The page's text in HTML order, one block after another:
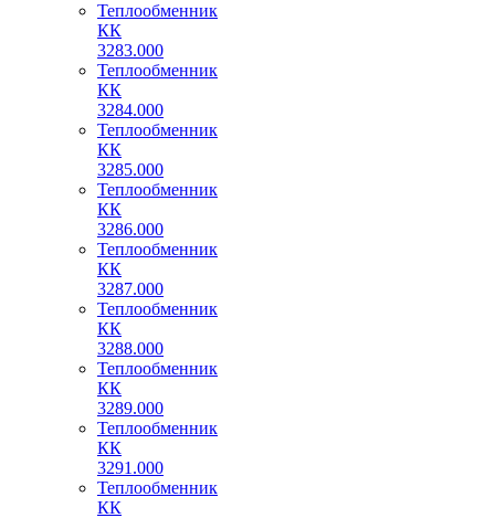
Теплообменник
КК
3283.000
Теплообменник
КК
3284.000
Теплообменник
КК
3285.000
Теплообменник
КК
3286.000
Теплообменник
КК
3287.000
Теплообменник
КК
3288.000
Теплообменник
КК
3289.000
Теплообменник
КК
3291.000
Теплообменник
КК